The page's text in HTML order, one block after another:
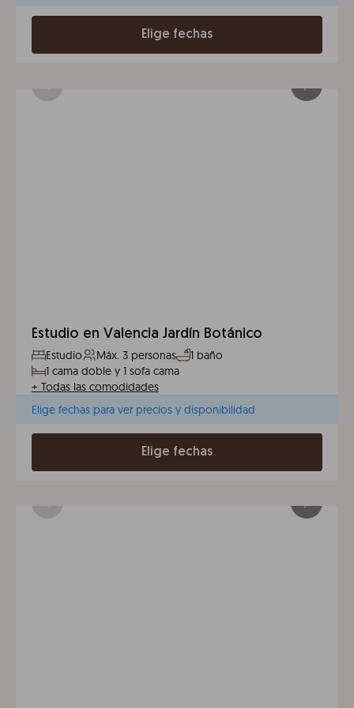
Elige fechas
Estudio en Valencia Jardín Botánico
Estudio Máx. 3 personas
1 baño
1 cama doble y 1 sofa cama
+ Todas las comodidades
Elige fechas para ver precios y disponibilidad
Elige fechas